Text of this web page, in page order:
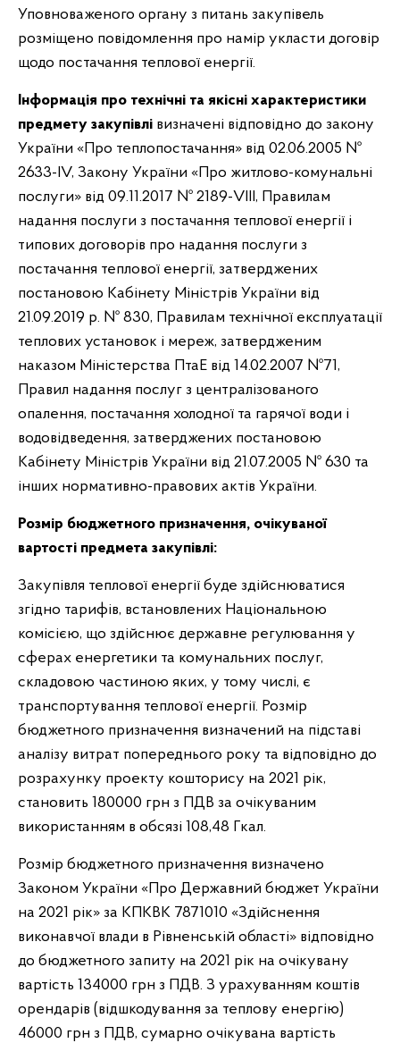
Уповноваженого органу з питань закупівель
розміщено повідомлення про намір укласти договір
щодо постачання теплової енергії.
Інформація про технічні та якісні характеристики
предмету закупівлі визначені відповідно до закону
України «Про теплопостачання» від 02.06.2005 №
2633-IV, Закону України «Про житлово-комунальні
послуги» від 09.11.2017 № 2189-VIII, Правилам
надання послуги з постачання теплової енергії і
типових договорів про надання послуги з
постачання теплової енергії, затверджених
постановою Кабінету Міністрів України від
21.09.2019 р. № 830, Правилам технічної експлуатації
теплових установок і мереж, затвердженим
наказом Міністерства ПтаЕ від 14.02.2007 №71,
Правил надання послуг з централізованого
опалення, постачання холодної та гарячої води і
водовідведення, затверджених постановою
Кабінету Міністрів України від 21.07.2005 № 630 та
інших нормативно-правових актів України.
Розмір бюджетного призначення, очікуваної
вартості предмета закупівлі:
Закупівля теплової енергії буде здійснюватися
згідно тарифів, встановлених Національною
комісією, що здійснює державне регулювання у
сферах енергетики та комунальних послуг,
складовою частиною яких, у тому числі, є
транспортування теплової енергії. Розмір
бюджетного призначення визначений на підставі
аналізу витрат попереднього року та відповідно до
розрахунку проекту кошторису на 2021 рік,
становить 180000 грн з ПДВ за очікуваним
використанням в обсязі 108,48 Гкал.
Розмір бюджетного призначення визначено
Законом України «Про Державний бюджет України
на 2021 рік» за КПКВК 7871010 «Здійснення
виконавчої влади в Рівненській області» відповідно
до бюджетного запиту на 2021 рік на очікувану
вартість 134000 грн з ПДВ. З урахуванням коштів
орендарів (відшкодування за теплову енергію)
46000 грн з ПДВ, сумарно очікувана вартість